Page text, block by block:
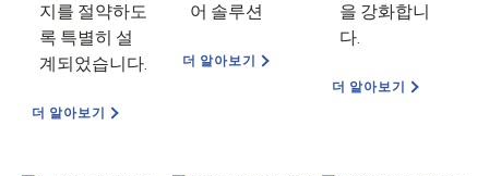
지를 절약하도
록 특별히 설
계되었습니다.
더 알아보기
어 솔루션
더 알아보기
을 강화합니
다.
더 알아보기